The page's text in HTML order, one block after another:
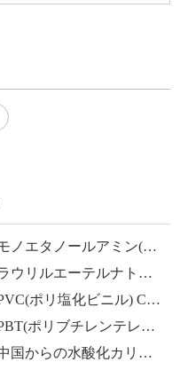
モノエタノールアミン(MEA)とは何ですか?
ラウリルエーテルナトリウム ラウリルエーテル硫酸ナトリウム(sles70%/aes 70%) CAS NO.: 68585-34-2sles70%/aes 70%) CAS NO.: 68585-34-2
PVC(ポリ塩化ビニル) CAS NO.:9002-86-2
PBT(ポリブチレンテレフタレート) CAS NO.26062-94-2
中国からの水酸化カリウム、水酸化ナトリウム、過酸化水素輸出の活況な市場：過去 1 年間の振り返り